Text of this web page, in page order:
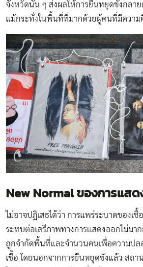
จังหวัดนั้น ๆ ส่งผลให้การยืนหยุดขังกลาย
แม้กระทั่งในพื้นที่ที่มากด้วยผู้คนที่มีความ
New Normal ของการแส
ไม่อาจปฏิเสธได้ว่า การแพร่ระบาดของเชื้
ระทบต่อเสรีภาพทางการแสดงออกไม่มา
ถูกจำกัดพื้นที่และจำนวนคนเพื่อความปล
เชื้อ โดยนอกจากการยืนหยุดขังแล้ว สถ